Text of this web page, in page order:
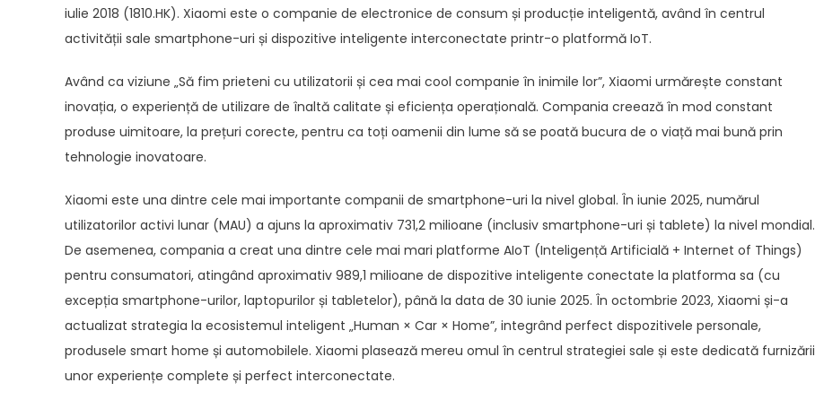
iulie 2018 (1810.HK). Xiaomi este o companie de electronice de consum și producție inteligentă, având în centrul
activității sale smartphone-uri și dispozitive inteligente interconectate printr-o platformă IoT.
Având ca viziune „Să fim prieteni cu utilizatorii și cea mai cool companie în inimile lor”, Xiaomi urmărește constant
inovația, o experiență de utilizare de înaltă calitate și eficiența operațională. Compania creează în mod constant
produse uimitoare, la prețuri corecte, pentru ca toți oamenii din lume să se poată bucura de o viață mai bună prin
tehnologie inovatoare.
Xiaomi este una dintre cele mai importante companii de smartphone-uri la nivel global. În iunie 2025, numărul
utilizatorilor activi lunar (MAU) a ajuns la aproximativ 731,2 milioane (inclusiv smartphone-uri și tablete) la nivel mondial.
De asemenea, compania a creat una dintre cele mai mari platforme AIoT (Inteligență Artificială + Internet of Things)
pentru consumatori, atingând aproximativ 989,1 milioane de dispozitive inteligente conectate la platforma sa (cu
excepția smartphone-urilor, laptopurilor și tabletelor), până la data de 30 iunie 2025. În octombrie 2023, Xiaomi și-a
actualizat strategia la ecosistemul inteligent „Human × Car × Home”, integrând perfect dispozitivele personale,
produsele smart home și automobilele. Xiaomi plasează mereu omul în centrul strategiei sale și este dedicată furnizării
unor experiențe complete și perfect interconectate.